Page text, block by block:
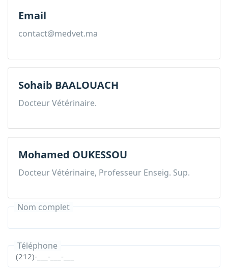
Email
contact@medvet.ma
Sohaib BAALOUACH
Docteur Vétérinaire.
Mohamed OUKESSOU
Docteur Vétérinaire, Professeur Enseig. Sup.
Nom complet
Téléphone